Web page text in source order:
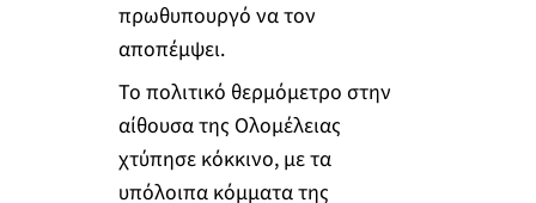
πρωθυπουργό να τον
αποπέμψει.
Το πολιτικό θερμόμετρο στην
αίθουσα της Ολομέλειας
χτύπησε κόκκινο, με τα
υπόλοιπα κόμματα της